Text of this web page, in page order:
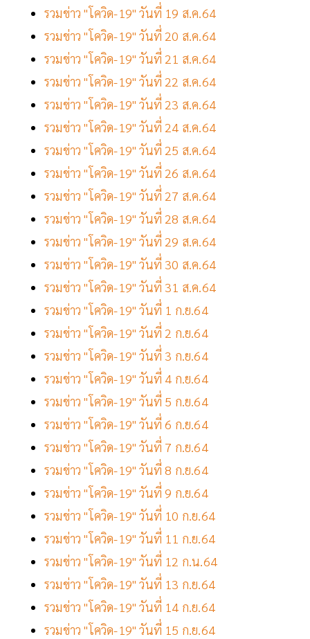
รวมข่าว "โควิด-19" วันที่ 19 ส.ค.64
รวมข่าว "โควิด-19" วันที่ 20 ส.ค.64
รวมข่าว "โควิด-19" วันที่ 21 ส.ค.64
รวมข่าว "โควิด-19" วันที่ 22 ส.ค.64
รวมข่าว "โควิด-19" วันที่ 23 ส.ค.64
รวมข่าว "โควิด-19" วันที่ 24 ส.ค.64
รวมข่าว "โควิด-19" วันที่ 25 ส.ค.64
รวมข่าว "โควิด-19" วันที่ 26 ส.ค.64
รวมข่าว "โควิด-19" วันที่ 27 ส.ค.64
รวมข่าว "โควิด-19" วันที่ 28 ส.ค.64
รวมข่าว "โควิด-19" วันที่ 29 ส.ค.64
รวมข่าว "โควิด-19" วันที่ 30 ส.ค.64
รวมข่าว "โควิด-19" วันที่ 31 ส.ค.64
รวมข่าว "โควิด-19" วันที่ 1 ก.ย.64
รวมข่าว "โควิด-19" วันที่ 2 ก.ย.64
รวมข่าว "โควิด-19" วันที่ 3 ก.ย.64
รวมข่าว "โควิด-19" วันที่ 4 ก.ย.64
รวมข่าว "โควิด-19" วันที่ 5 ก.ย.64
รวมข่าว "โควิด-19" วันที่ 6 ก.ย.64
รวมข่าว "โควิด-19" วันที่ 7 ก.ย.64
รวมข่าว "โควิด-19" วันที่ 8 ก.ย.64
รวมข่าว "โควิด-19" วันที่ 9 ก.ย.64
รวมข่าว "โควิด-19" วันที่ 10 ก.ย.64
รวมข่าว "โควิด-19" วันที่ 11 ก.ย.64
รวมข่าว "โควิด-19" วันที่ 12 ก.น.64
รวมข่าว "โควิด-19" วันที่ 13 ก.ย.64
รวมข่าว "โควิด-19" วันที่ 14 ก.ย.64
รวมข่าว "โควิด-19" วันที่ 15 ก.ย.64